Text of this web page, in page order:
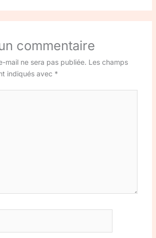
commentaire
mail ne sera pas publiée. Les champs
indiqués avec *